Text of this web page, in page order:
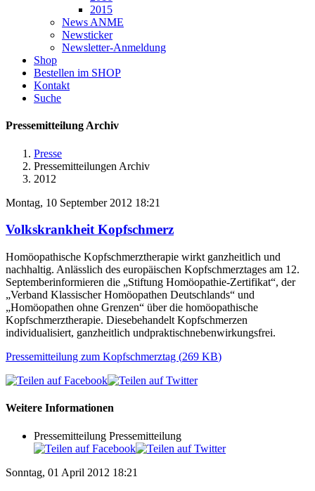
2015
News ANME
Newsticker
Newsletter-Anmeldung
Shop
Bestellen im SHOP
Kontakt
Suche
Pressemitteilung Archiv
Presse
Pressemitteilungen Archiv
2012
Montag, 10 September 2012 18:21
Volkskrankheit Kopfschmerz
Homöopathische Kopfschmerztherapie wirkt ganzheitlich und
nachhaltig. Anlässlich des europäischen Kopfschmerztages am 12.
Septemberinformieren die „Stiftung Homöopathie-Zertifikat“, der
„Verband Klassischer Homöopathen Deutschlands“ und
„Homöopathen ohne Grenzen“ über die homöopathische
Kopfschmerztherapie. Diesebehandelt Kopfschmerzen
individualisiert, ganzheitlich undpraktischnebenwirkungsfrei.
Pressemitteilung zum Kopfschmerztag (269 KB)
Weitere Informationen
Pressemitteilung Pressemitteilung
Sonntag, 01 April 2012 18:21